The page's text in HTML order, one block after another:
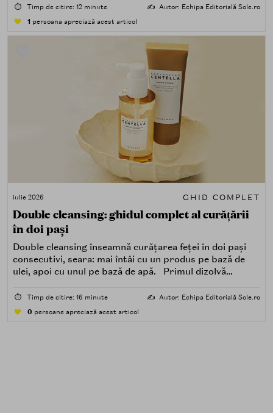
⏱️ Timp de citire: 12 minute ✍️ Autor: Echipa Editorială Sole.ro
1 persoana apreciază acest articol
iulie 2026 GHID COMPLET
Double cleansing: ghidul complet al curățării
în doi pași
Double cleansing înseamnă curățarea feței în doi pași
consecutivi, seara: mai întâi cu un produs pe bază de
ulei, apoi cu unul pe bază de apă. Primul dizolvă
poluare. Al doilea îndepărtează impuritățile solubile în
⏱️ Timp de citire: 16 minute ✍️ Autor: Echipa Editorială Sole.ro
0 persoane apreciază acest articol